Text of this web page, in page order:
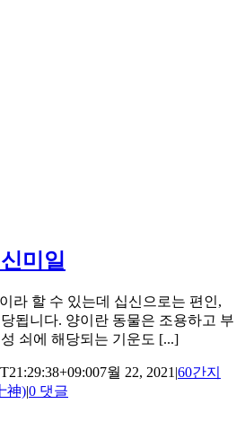
미일
라 할 수 있는데 십신으로는 편인,
됩니다. 양이란 동물은 조용하고 부
쇠에 해당되는 기운도 [...]
7월 22, 2021 |60간지
神)|0 댓글